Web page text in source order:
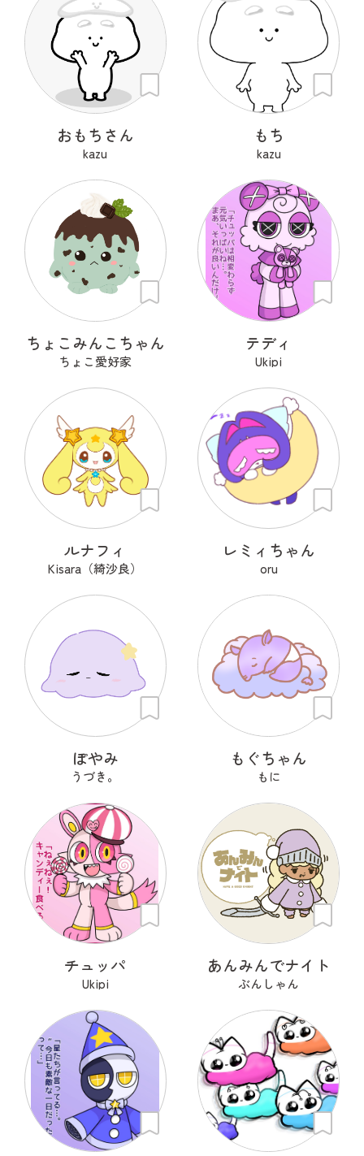
おもちさん
kazu
もち
kazu
ちょこみんこちゃん
ちょこ愛好家
テディ
Ukipi
ルナフィ
Kisara（綺沙良）
レミィちゃん
oru
ぽやみ
うづき。
もぐちゃん
もに
チュッパ
Ukipi
あんみんでナイト
ぶんしゃん